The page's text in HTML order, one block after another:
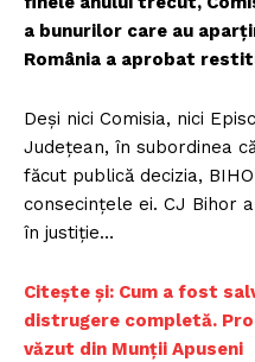
a bunurilor care au
România a aprobat
Deși nici Comisia, nici
Județean, în subordinea
făcut publică decizia,
consecințele ei. CJ Bihor
în justiție…
Citește și: Cum a fost
distrugere completă.
văzut din Munții Apuseni